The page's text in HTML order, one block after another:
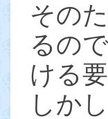
その
るの
ける
しか